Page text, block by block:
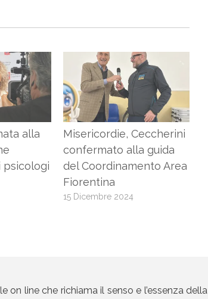
alla
psicologi
Misericordie, Ceccherini
confermato alla guida
del Coordinamento Area
Fiorentina
15 Dicembre 2024
on line che richiama il senso e l’essenza della